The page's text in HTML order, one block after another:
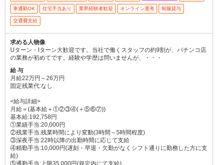
車通勤OK 住宅手当あり 業界経験者歓迎 オンライン選考 制服貸与
交通費支給
求める人物像
Uターン・Iターン大歓迎です。当社で働くスタッフの約9割が、パチンコ店
の業務が初めてです。経験や学歴は問いませんが、・・・
給 与
月給22万円～26万円
固定残業代:なし
<給与詳細>
月給＝(基本給＋①②③④(＋⑤⑥⑦))
基本給:192,758円
①業績手当:20,000円
②残業手当:残業時間により変動(3時間～5時間程度)
③深夜手当:22時以降の出勤時間に応じて支給
④精勤手当:10,000円(遅刻・早退・欠勤がなくシフト通りに勤務した方に支
給)
⑤通勤手当:上限35,000円(規定内にて支給)